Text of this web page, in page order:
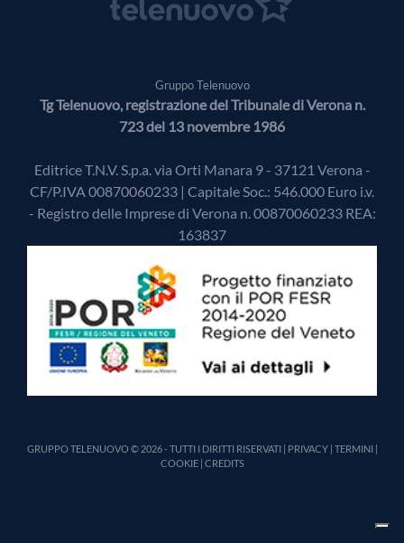
Gruppo Telenuovo
Tg Telenuovo, registrazione del Tribunale di Verona n.
723 del 13 novembre 1986
Editrice T.N.V. S.p.a. via Orti Manara 9 - 37121 Verona -
CF/P.IVA 00870060233 | Capitale Soc.: 546.000 Euro i.v.
- Registro delle Imprese di Verona n. 00870060233 REA:
163837
GRUPPO TELENUOVO © 2026 - TUTTI I DIRITTI RISERVATI | PRIVACY| TERMINI|
COOKIE| CREDITS